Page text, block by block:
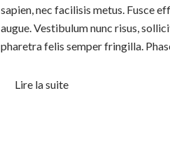
sapien, nec facilisis metus. Fusce
augue. Vestibulum nunc risus,
pharetra felis semper fringilla.
Lire la suite